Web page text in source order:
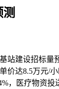
站建设招标量
价达8.5万元/
，医疗物资投